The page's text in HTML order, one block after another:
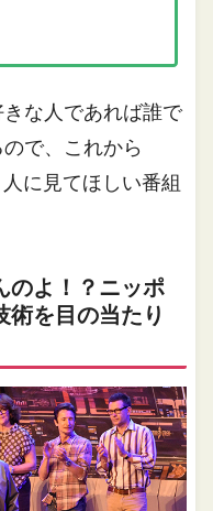
な人であれば誰で
で、これから
に見てほしい番組
のよ！？ニッポ
術を目の当たり